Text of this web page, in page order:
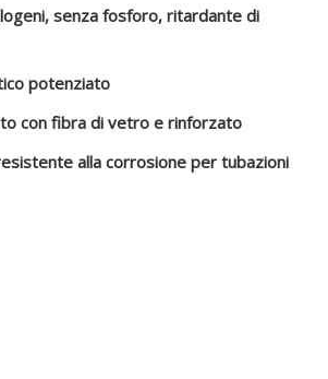
senza fosforo, ritardante di
potenziato
con fibra di vetro e rinforzato
alla corrosione per tubazioni